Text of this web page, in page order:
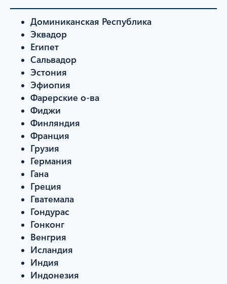
Доминиканская Республика
Эквадор
Египет
Сальвадор
Эстония
Эфиопия
Фарерские о-ва
Фиджи
Финляндия
Франция
Грузия
Германия
Гана
Греция
Гватемала
Гондурас
Гонконг
Венгрия
Исландия
Индия
Индонезия